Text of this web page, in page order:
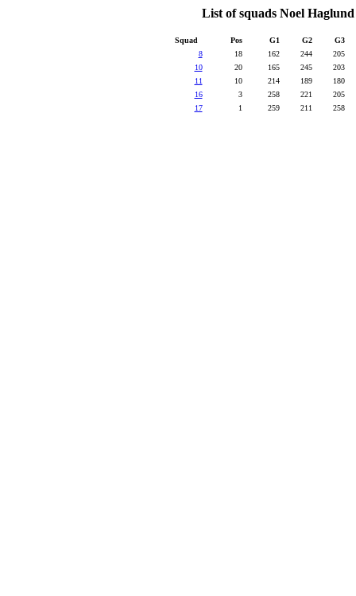
List of squads Noel
Squad Pos G1 G2
G3
8
18 162 244
205
10
20 165 245
203
11
10 214 189
180
16
3 258 221
205
17
1 259 211 258